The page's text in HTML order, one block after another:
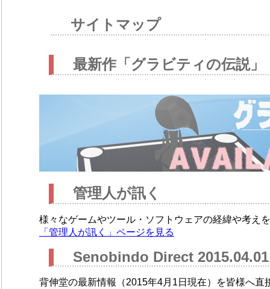
サイトマップ
最新作「グラビティの伝説」
管理人が訊く
様々なゲームやツール・ソフトウェアの経緯や考え
「管理人が訊く」ページを見る
Senobindo Direct 2015.04.01
背伸堂の最新情報（2015年4月1日現在）を皆様へ直